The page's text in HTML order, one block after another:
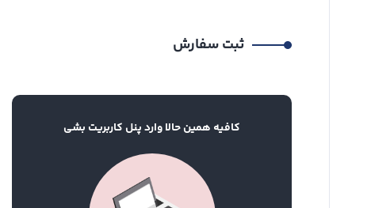
ثبت سفارش
کافیه همین حالا وارد پنل کاربریت بشی